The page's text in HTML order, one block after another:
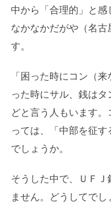
中から「合理的」と感
なかなかだがや（名古
す。
「困った時にコン（
った時にサル、銭は
どと言う人もいます
っては、「中部を征
でしょうか。
そうした中で、ＵＦＪ
ません。どうしてで